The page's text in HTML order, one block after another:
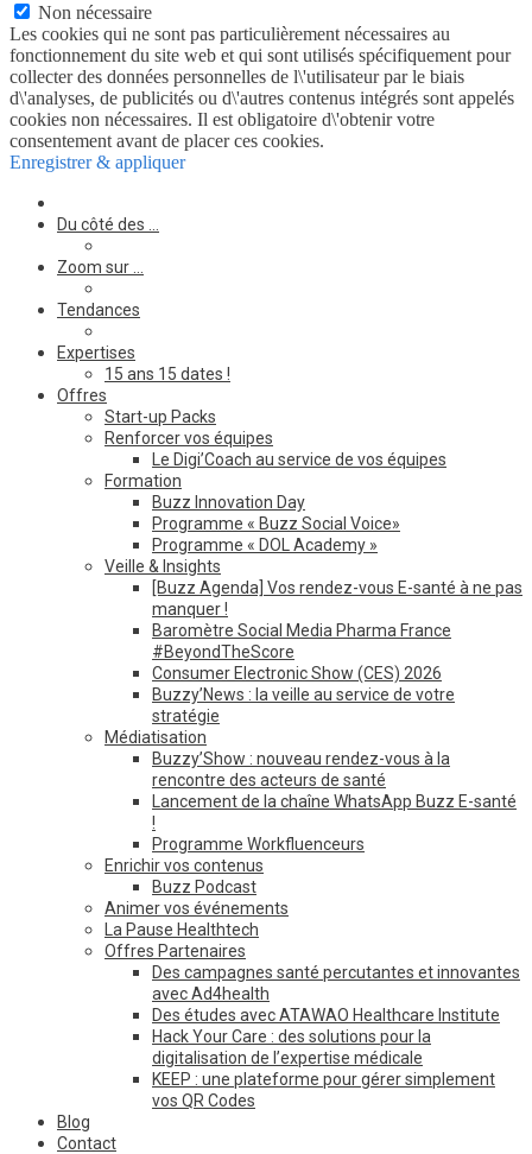
Non nécessaire
Les cookies qui ne sont pas particulièrement nécessaires au
fonctionnement du site web et qui sont utilisés spécifiquement pour
collecter des données personnelles de l\'utilisateur par le biais
d\'analyses, de publicités ou d\'autres contenus intégrés sont appelés
cookies non nécessaires. Il est obligatoire d\'obtenir votre
consentement avant de placer ces cookies.
Enregistrer & appliquer
Du côté des …
Zoom sur …
Tendances
Expertises
15 ans 15 dates !
Offres
Start-up Packs
Renforcer vos équipes
Le Digi’Coach au service de vos équipes
Formation
Buzz Innovation Day
Programme « Buzz Social Voice»
Programme « DOL Academy »
Veille & Insights
[Buzz Agenda] Vos rendez-vous E-santé à ne pas
manquer !
Baromètre Social Media Pharma France
#BeyondTheScore
Consumer Electronic Show (CES) 2026
Buzzy’News : la veille au service de votre
stratégie
Médiatisation
Buzzy’Show : nouveau rendez-vous à la
rencontre des acteurs de santé
Lancement de la chaîne WhatsApp Buzz E-santé
!
Programme Workfluenceurs
Enrichir vos contenus
Buzz Podcast
Animer vos événements
La Pause Healthtech
Offres Partenaires
Des campagnes santé percutantes et innovantes
avec Ad4health
Des études avec ATAWAO Healthcare Institute
Hack Your Care : des solutions pour la
digitalisation de l’expertise médicale
KEEP : une plateforme pour gérer simplement
vos QR Codes
Blog
Contact